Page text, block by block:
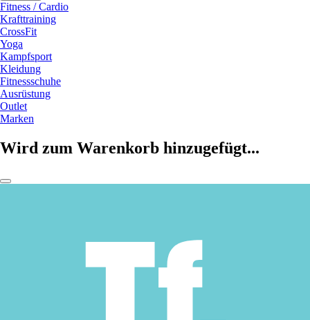
Fitness / Cardio
Krafttraining
CrossFit
Yoga
Kampfsport
Kleidung
Fitnessschuhe
Ausrüstung
Outlet
Marken
Wird zum Warenkorb hinzugefügt...